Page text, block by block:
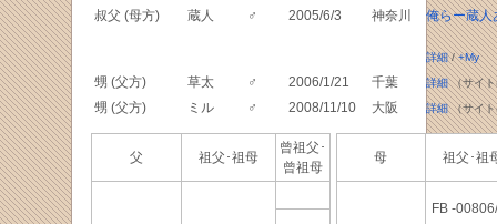
叔父 (母方) 蔵人 ♂ 2005/6/3 神奈川 俺らー蔵人
詳細/+My
甥 (父方) 草太 ♂ 2006/1/21 千葉 詳細（サイト
甥 (父方) ミル ♂ 2008/11/10 大阪 詳細（サイト
父 祖父･祖母
曾祖父･
曾祖母
母 祖父･
FB -